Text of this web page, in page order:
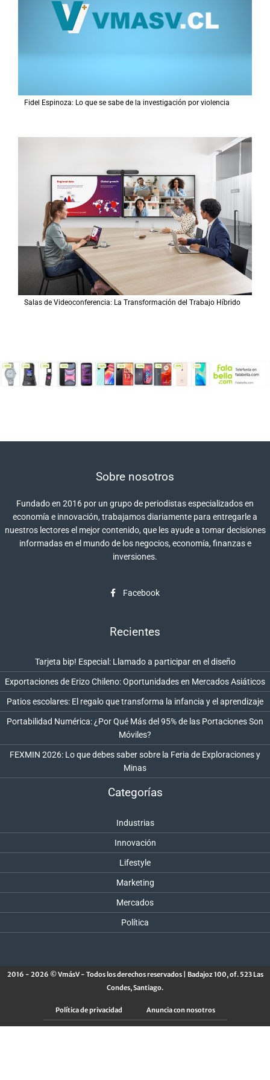
Fidel Espinoza: Lo que se sabe de la investigación por violencia
Salas de Videoconferencia: La Transformación del Trabajo Híbrido
Sobre nosotros
Fundado en 2016 por un grupo de periodistas especializados en
economía e innovación, trabajamos diariamente para entregarle a
nuestros lectores el mejor contenido, que les ayude a tomar decisiones
informadas en el mundo de los negocios, economía, finanzas e
inversiones.
Facebook
Recientes
Tarjeta bip! Especial: Llamado a participar en el diseño
Exportaciones de Erizo Chileno: Oportunidades en Mercados Asiáticos
Patios escolares: El regalo que transforma la infancia y el aprendizaje
Portabilidad Numérica: ¿Por Qué Más del 95% de las Portaciones Son
Móviles?
FEXMIN 2026: Lo que debes saber sobre la Feria de Exploraciones y
Minas
Categorías
Industrias
Innovación
Lifestyle
Marketing
Mercados
Política
2016 - 2026 © VmásV - Todos los derechos reservados | Badajoz 100, of. 523 Las
Condes, Santiago.
Política de privacidad Anuncia con nosotros